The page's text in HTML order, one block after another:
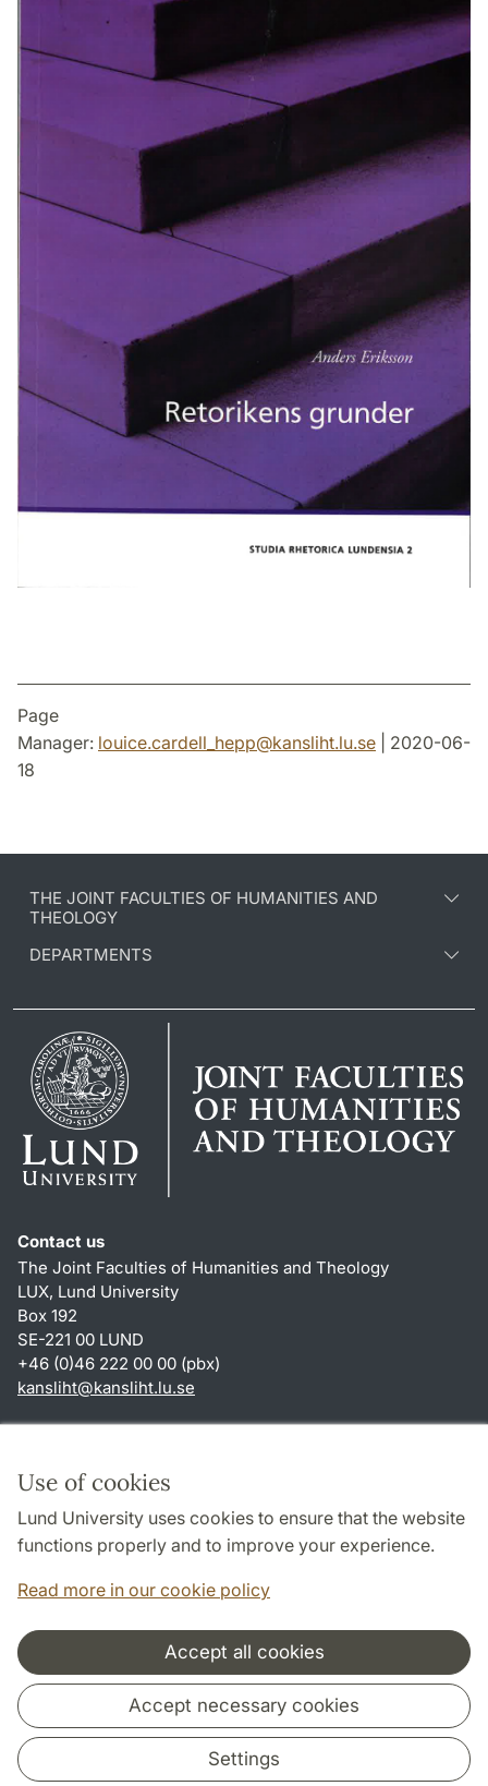
Use of cookies
Lund University uses cookies to ensure that the website
functions properly and to improve your experience.
Read more in our cookie policy
Accept all cookies
Accept necessary cookies
Settings
Page
Manager: louice.cardell_hepp@kansliht.lu.se | 2020-06-
18
THE JOINT FACULTIES OF HUMANITIES AND
THEOLOGY
DEPARTMENTS
Contact us
The Joint Faculties of Humanities and Theology
LUX, Lund University
Box 192
SE-221 00 LUND
+46 (0)46 222 00 00 (pbx)
kansliht@kansliht.lu.se
About this website and cookies
Privacy policy
Accessibility
Cooperation and network